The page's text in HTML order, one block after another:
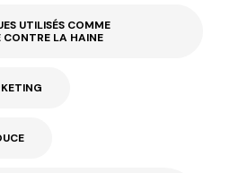
UTILISÉS COMME
CONTRE LA HAINE